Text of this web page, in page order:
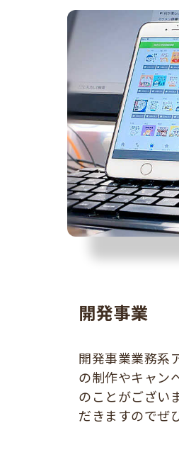
開発事業
開発事業業務系
の制作やキャン
のことがござい
だきますのでぜ